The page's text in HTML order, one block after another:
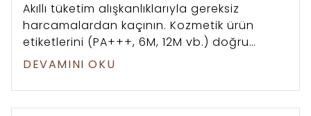
Akıllı tüketim alışkanlıklarıyla gereksiz
harcamalardan kaçının. Kozmetik ürün
etiketlerini (PA+++, 6M, 12M vb.) doğru
okuyarak bilinçli alışveriş yapmanın yollarını
DEVAMINI OKU